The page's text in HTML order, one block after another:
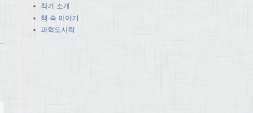
작가 소개
책 속 이야기
과학도시락